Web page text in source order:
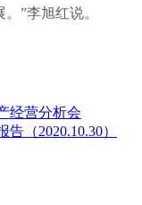
”李旭红说。
经营分析会
（2020.10.30）